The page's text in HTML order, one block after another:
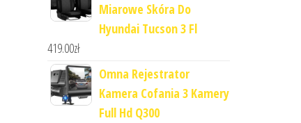
Miarowe Skóra Do
Hyundai Tucson 3 Fl
419.00zł
Omna Rejestrator
Kamera Cofania 3 Kamery
Full Hd Q300